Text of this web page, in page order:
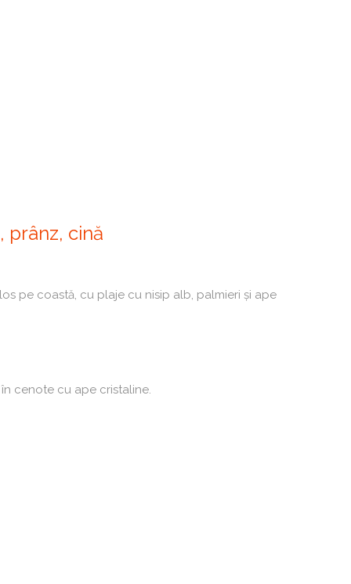
prânz, cină
pe coastă, cu plaje cu nisip alb, palmieri și ape
cenote cu ape cristaline.